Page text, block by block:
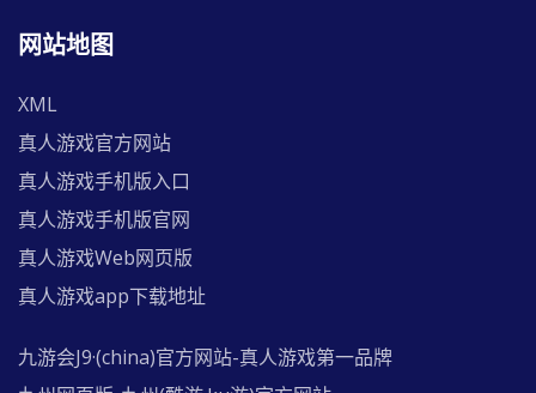
网站地图
XML
真人游戏官方网站
真人游戏手机版入口
真人游戏手机版官网
真人游戏Web网页版
真人游戏app下载地址
九游会J9·(china)官方网站-真人游戏第一品牌